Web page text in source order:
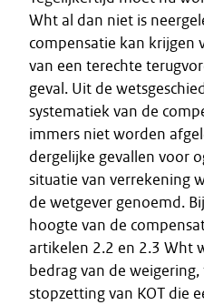
Wht al dan niet is
compensatie kan krijgen
van een terechte
geval. Uit de
systematiek van de
immers niet worden
dergelijke gevallen voor
situatie van verrekening
de wetgever genoemd.
hoogte van de
artikelen 2.2 en 2.3 Wht
bedrag van de
stopzetting van KOT die